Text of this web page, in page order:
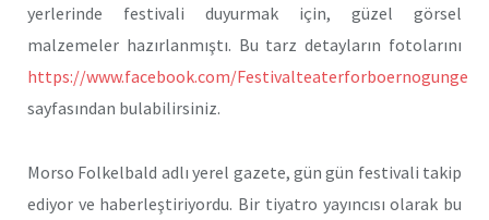
yerlerinde festivali duyurmak için, güzel görsel
malzemeler hazırlanmıştı. Bu tarz detayların fotolarını
https://www.facebook.com/Festivalteaterforboernogunge
sayfasından bulabilirsiniz.
Morso Folkelbald adlı yerel gazete, gün gün festivali takip
ediyor ve haberleştiriyordu. Bir tiyatro yayıncısı olarak bu